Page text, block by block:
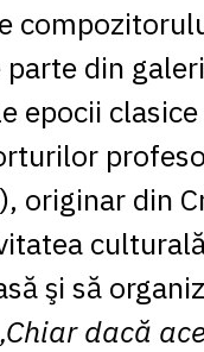
parte din
epocii
originar din
şi să
dacă